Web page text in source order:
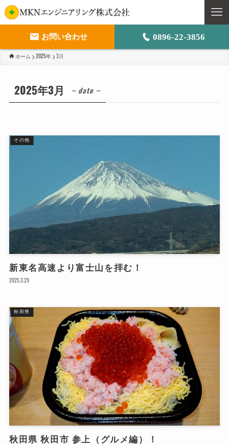
会
お
お問い合わせ 0896-22-3856
ホーム 2025年 3月
2025年3月 – date –
その他
新東名高速より富士山を拝む！
2025.3.29
秋田県
秋田県 秋田市 参上（グルメ編）！